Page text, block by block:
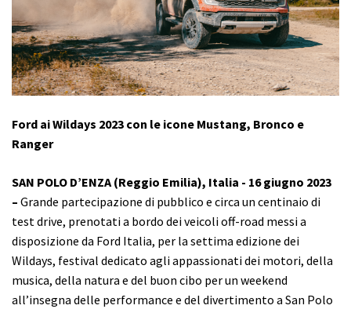
Ford ai Wildays 2023 con le icone Mustang, Bronco e
Ranger
SAN POLO D’ENZA (Reggio Emilia), Italia - 16 giugno 2023
– Grande partecipazione di pubblico e circa un centinaio di
test drive, prenotati a bordo dei veicoli off-road messi a
disposizione da Ford Italia, per la settima edizione dei
Wildays, festival dedicato agli appassionati dei motori, della
musica, della natura e del buon cibo per un weekend
all’insegna delle performance e del divertimento a San Polo